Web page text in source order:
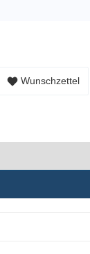
Wunschzettel